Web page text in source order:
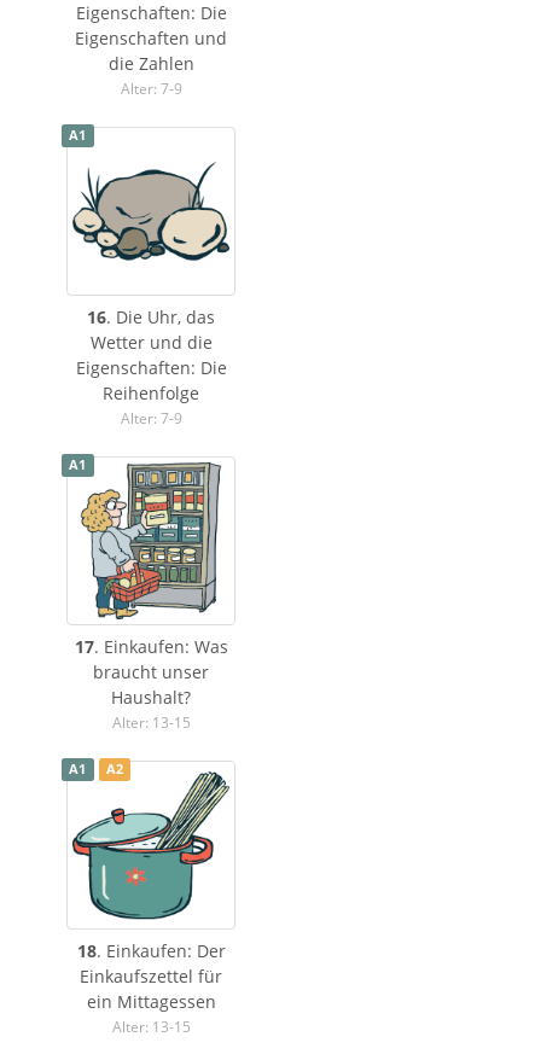
Eigenschaften: Die
Eigenschaften und
die Zahlen
Alter: 7-9
16. Die Uhr, das
Wetter und die
Eigenschaften: Die
Reihenfolge
Alter: 7-9
A1
17. Einkaufen: Was
braucht unser
Haushalt?
Alter: 13-15
A1
18. Einkaufen: Der
Einkaufszettel für
ein Mittagessen
Alter: 13-15
A1 A2